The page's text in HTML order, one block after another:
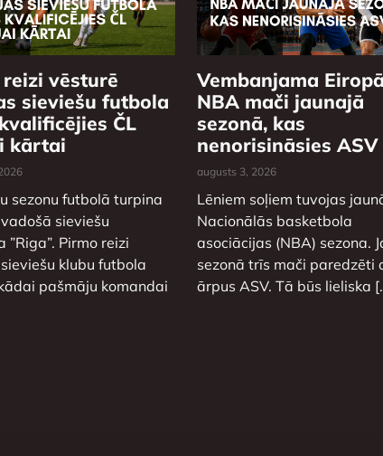
vēsturē
sieviešu futbola
ČL
kārtai
sezonu futbolā turpina
sieviešu
”Riga”. Pirmo reizi
klubu futbola
pašmāju komandai
Vembanjama
NBA mači jaunajā
sezonā, kas
nenorisināsies ASV
augusts 3, 2026
Lēniem soļiem tuvojas
Nacionālās basketbola
asociācijas (NBA) sezona.
sezonā trīs mači paredzēti
ārpus ASV. Tā būs lieliska